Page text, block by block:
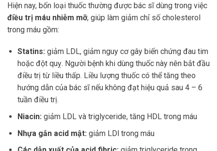
Hiện nay, bốn loại thuốc thường được bác sĩ dùng trong việc
điều trị máu nhiễm mỡ, giúp làm giảm chỉ số cholesterol
trong máu gồm:
Statins: giảm LDL, giảm nguy cơ gây biến chứng đau tim
hoặc đột quỵ. Người bệnh khi dùng thuốc này nên bắt đầu
điều trị từ liều thấp. Liều lượng thuốc có thể tăng theo
hướng dẫn của bác sĩ nếu không đạt hiệu quả sau 4 – 6
tuần điều trị.
Niacin: giảm LDL và triglyceride, tăng HDL trong máu
Nhựa gắn acid mật: giảm LDl trong máu